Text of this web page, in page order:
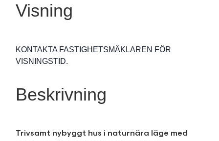
Visning
KONTAKTA FASTIGHETSMÄKLAREN FÖR
VISNINGSTID.
Beskrivning
Trivsamt nybyggt hus i naturnära läge med